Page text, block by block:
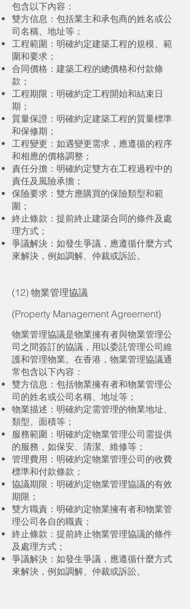
包含以下內容：
雙方信息：包括業主和承包商的姓名或公
司名稱、地址等；
工程範圍：明確約定建築工程的規模、範
圍和要求；
合同價格：建築工程的總價格和付款條
款；
工程期限：明確約定工程開始和結束日
期；
質量保證：明確約定建築工程的質量標準
和保修期；
工程變更：如遇變更需求，應遵循的程序
和相應的價格調整；
責任分擔：明確約定雙方在工程過程中的
責任及風險承擔；
保險要求：雙方應購買的保險類型和範
圍；
終止條款：提前終止建築合同的條件及處
理方式；
爭議解決：如發生爭議，應遵循什麼方式
來解決，例如調解、仲裁或訴訟。
(12) 物業管理協議
(Property Management Agreement)
物業管理協議是物業擁有者與物業管理公
司之間簽訂的協議，用以委託管理公司維
護和管理物業。在香港，物業管理協議通
常包含以下內容：
雙方信息：包括物業擁有者和物業管理公
司的姓名或公司名稱、地址等；
物業描述：明確約定需管理的物業地址、
類型、面積等；
服務範圍：明確約定物業管理公司需提供
的服務，如保安、清潔、維修等；
管理費用：明確約定物業管理公司的收費
標準和付款條款；
協議期限：明確約定物業管理協議的有效
期限；
雙方職責：明確約定物業擁有者和物業管
理公司各自的職責；
終止條款：提前終止物業管理協議的條件
及處理方式；
爭議解決：如發生爭議，應遵循什麼方式
來解決，例如調解、仲裁或訴訟。